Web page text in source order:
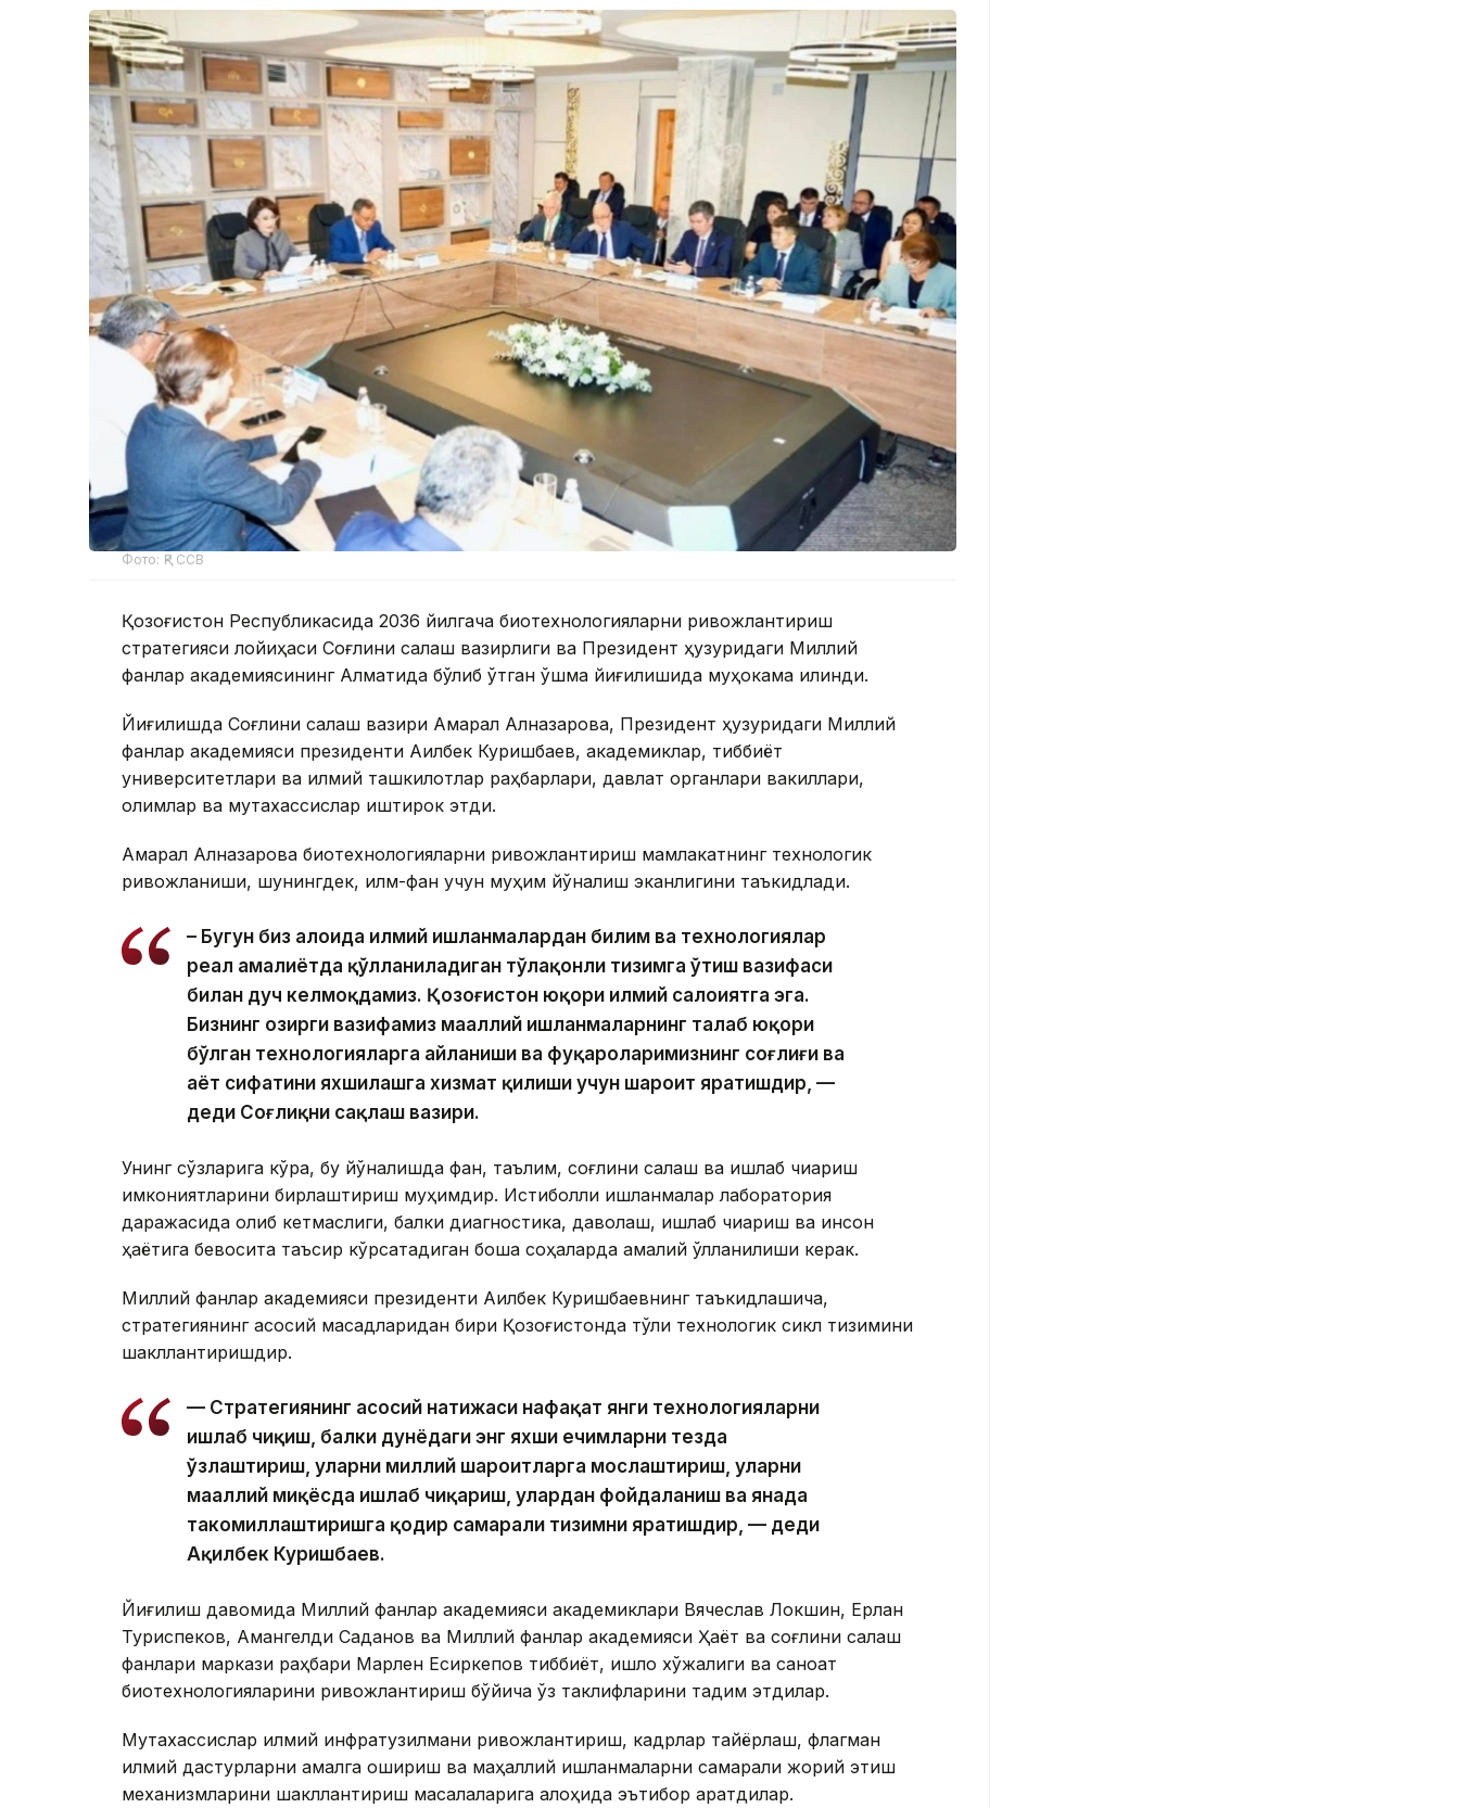
Фото: ҚР ССВ
Қозоғистон Республикасида 2036 йилгача биотехнологияларни ривожлантириш
стратегияси лойиҳаси Соғлиқни сақлаш вазирлиги ва Президент ҳузуридаги Миллий
фанлар академиясининг Алматида бўлиб ўтган қўшма йиғилишида муҳокама қилинди.
Йиғилишда Соғлиқни сақлаш вазири Ақмарал Алназарова, Президент ҳузуридаги Миллий
фанлар академияси президенти Ақилбек Куришбаев, академиклар, тиббиёт
университетлари ва илмий ташкилотлар раҳбарлари, давлат органлари вакиллари,
олимлар ва мутахассислар иштирок этди.
Ақмарал Алназарова биотехнологияларни ривожлантириш мамлакатнинг технологик
ривожланиши, шунингдек, илм-фан учун муҳим йўналиш эканлигини таъкидлади.
– Бугун биз алоҳида илмий ишланмалардан билим ва технологиялар
реал амалиётда қўлланиладиган тўлақонли тизимга ўтиш вазифаси
билан дуч келмоқдамиз. Қозоғистон юқори илмий салоҳиятга эга.
Бизнинг ҳозирги вазифамиз маҳаллий ишланмаларнинг талаб юқори
бўлган технологияларга айланиши ва фуқароларимизнинг соғлиғи ва
ҳаёт сифатини яхшилашга хизмат қилиши учун шароит яратишдир, —
деди Соғлиқни сақлаш вазири.
Унинг сўзларига кўра, бу йўналишда фан, таълим, соғлиқни сақлаш ва ишлаб чиқариш
имкониятларини бирлаштириш муҳимдир. Истиқболли ишланмалар лаборатория
даражасида қолиб кетмаслиги, балки диагностика, даволаш, ишлаб чиқариш ва инсон
ҳаётига бевосита таъсир кўрсатадиган бошқа соҳаларда амалий қўлланилиши керак.
Миллий фанлар академияси президенти Ақилбек Куришбаевнинг таъкидлашича,
стратегиянинг асосий мақсадларидан бири Қозоғистонда тўлиқ технологик сикл тизимини
шакллантиришдир.
— Стратегиянинг асосий натижаси нафақат янги технологияларни
ишлаб чиқиш, балки дунёдаги энг яхши ечимларни тезда
ўзлаштириш, уларни миллий шароитларга мослаштириш, уларни
маҳаллий миқёсда ишлаб чиқариш, улардан фойдаланиш ва янада
такомиллаштиришга қодир самарали тизимни яратишдир, — деди
Ақилбек Куришбаев.
Йиғилиш давомида Миллий фанлар академияси академиклари Вячеслав Локшин, Ерлан
Туриспеков, Амангелди Саданов ва Миллий фанлар академияси Ҳаёт ва соғлиқни сақлаш
фанлари маркази раҳбари Марлен Есиркепов тиббиёт, қишлоқ хўжалиги ва саноат
биотехнологияларини ривожлантириш бўйича ўз таклифларини тақдим этдилар.
Мутахассислар илмий инфратузилмани ривожлантириш, кадрлар тайёрлаш, флагман
илмий дастурларни амалга ошириш ва маҳаллий ишланмаларни самарали жорий этиш
механизмларини шакллантириш масалаларига алоҳида эътибор қаратдилар.